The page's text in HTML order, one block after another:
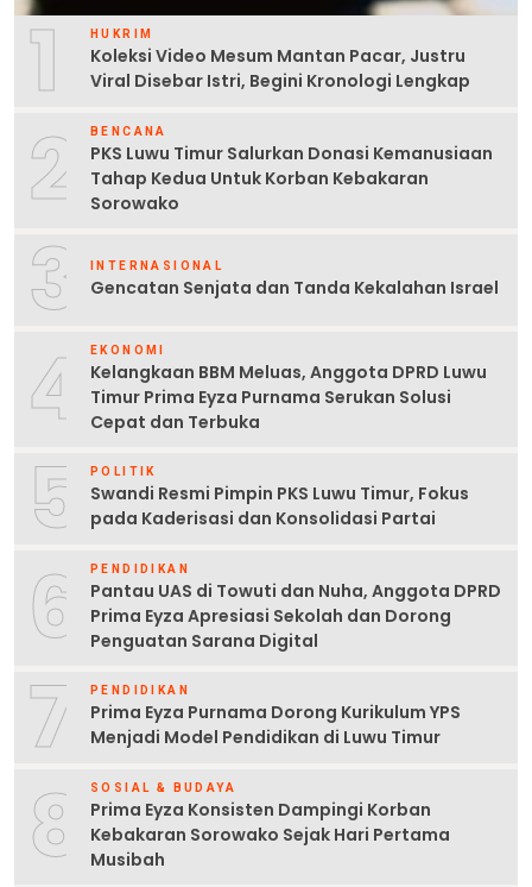
1 HUKRIM
Koleksi Video Mesum Mantan Pacar, Justru
Viral Disebar Istri, Begini Kronologi Lengkap
2 BENCANA
PKS Luwu Timur Salurkan Donasi Kemanusiaan
Tahap Kedua Untuk Korban Kebakaran
Sorowako
3 INTERNASIONAL
Gencatan Senjata dan Tanda Kekalahan Israel
4 EKONOMI
Kelangkaan BBM Meluas, Anggota DPRD Luwu
Timur Prima Eyza Purnama Serukan Solusi
Cepat dan Terbuka
5 POLITIK
Swandi Resmi Pimpin PKS Luwu Timur, Fokus
pada Kaderisasi dan Konsolidasi Partai
6 PENDIDIKAN
Pantau UAS di Towuti dan Nuha, Anggota DPRD
Prima Eyza Apresiasi Sekolah dan Dorong
Penguatan Sarana Digital
7 PENDIDIKAN
Prima Eyza Purnama Dorong Kurikulum YPS
Menjadi Model Pendidikan di Luwu Timur
8 SOSIAL & BUDAYA
Prima Eyza Konsisten Dampingi Korban
Kebakaran Sorowako Sejak Hari Pertama
Musibah